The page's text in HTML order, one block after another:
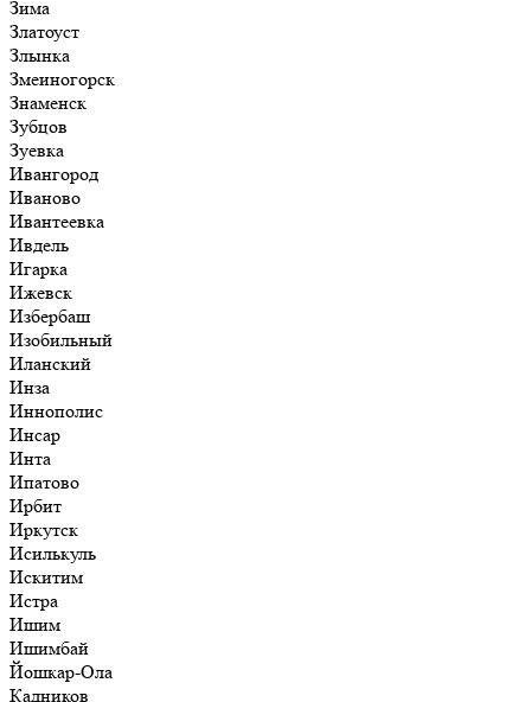
Зима
Златоуст
Злынка
Змеиногорск
Знаменск
Зубцов
Зуевка
Ивангород
Иваново
Ивантеевка
Ивдель
Игарка
Ижевск
Избербаш
Изобильный
Иланский
Инза
Иннополис
Инсар
Инта
Ипатово
Ирбит
Иркутск
Исилькуль
Искитим
Истра
Ишим
Ишимбай
Йошкар-Ола
Кадников